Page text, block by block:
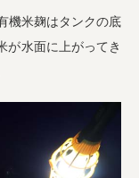
機米麹はタンクの底
が水面に上がってき